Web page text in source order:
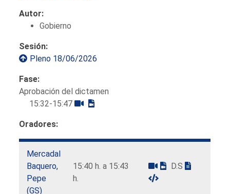
Autor:
Gobierno
Sesión:
Pleno 18/06/2026
Fase:
Aprobación del dictamen
15:32-15:47
Oradores:
Mercadal
Baquero,
Pepe
(GS)
15:40 h. a 15:43
h.
D.S